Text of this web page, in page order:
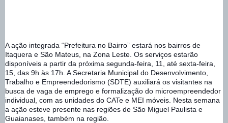
A ação integrada “Prefeitura no Bairro” estará nos bairros de
Itaquera e São Mateus, na Zona Leste. Os serviços estarão
disponíveis a partir da próxima segunda-feira, 11, até sexta-feira,
15, das 9h às 17h. A Secretaria Municipal do Desenvolvimento,
Trabalho e Empreendedorismo (SDTE) auxiliará os visitantes na
busca de vaga de emprego e formalização do microempreendedor
individual, com as unidades do CATe e MEI móveis. Nesta semana
a ação esteve presente nas regiões de São Miguel Paulista e
Guaianases, também na região.